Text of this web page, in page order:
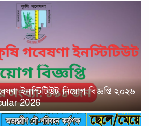
ইনস্টিটিউট নিয়োগ বিজ্ঞপ্তি ২০২৬
2026